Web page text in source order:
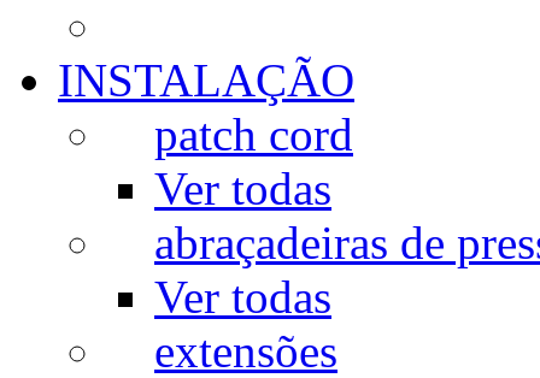
INSTALAÇÃO
patch cord
Ver todas
abraçadeiras de
Ver todas
extensões